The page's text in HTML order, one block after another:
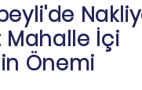
Mahalle İçi
Önemi